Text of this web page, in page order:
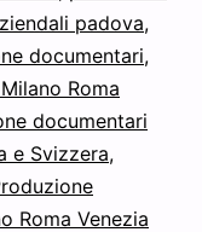
padova,
documentari,
Roma
documentari
e Svizzera,
Roma Venezia